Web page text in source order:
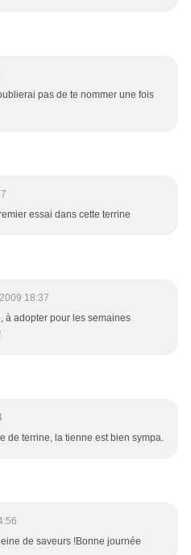
pas de te nommer une fois
essai dans cette terrine
18:37
à adopter pour les semaines
de terrine, la tienne est bien sympa.
de saveurs !Bonne journée